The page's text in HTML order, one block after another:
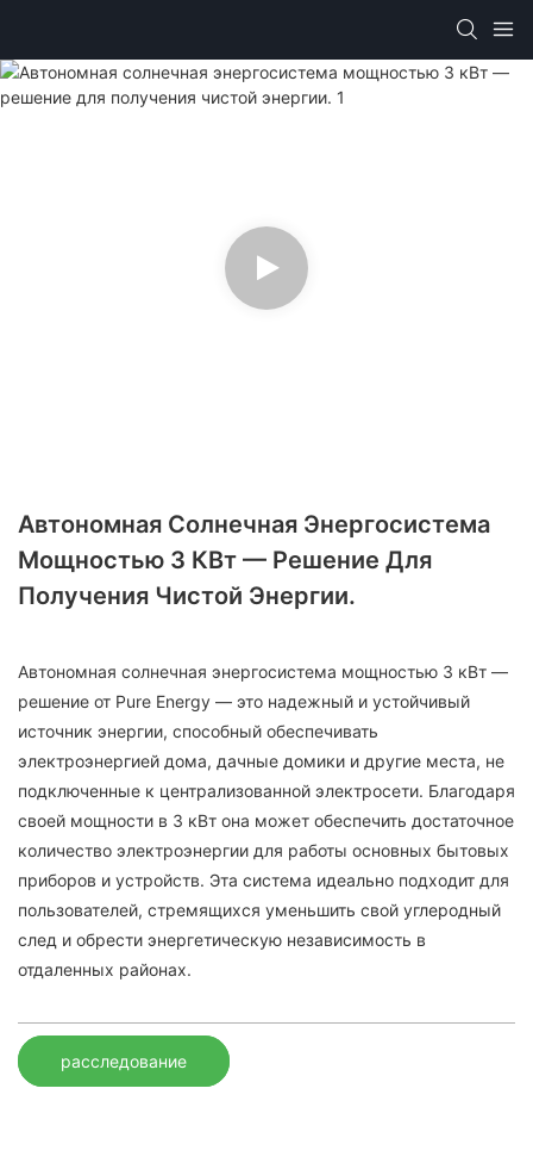
Автономная Солнечная Энергосистема
Мощностью 3 КВт — Решение Для
Получения Чистой Энергии.
Автономная солнечная энергосистема мощностью 3 кВт —
решение от Pure Energy — это надежный и устойчивый
источник энергии, способный обеспечивать
электроэнергией дома, дачные домики и другие места, не
подключенные к централизованной электросети. Благодаря
своей мощности в 3 кВт она может обеспечить достаточное
количество электроэнергии для работы основных бытовых
приборов и устройств. Эта система идеально подходит для
пользователей, стремящихся уменьшить свой углеродный
след и обрести энергетическую независимость в
отдаленных районах.
расследование